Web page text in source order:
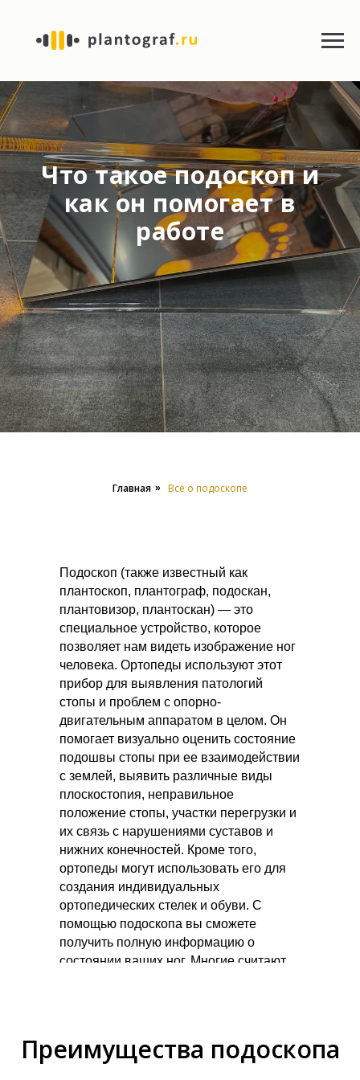
Что такое подоскоп и
как он помогает в
работе
Главная » Всё о подоскопе
Подоскоп (также известный как
плантоскоп, плантограф, подоскан,
плантовизор, плантоскан) — это
специальное устройство, которое
позволяет нам видеть изображение ног
человека. Ортопеды используют этот
прибор для выявления патологий
стопы и проблем с опорно-
двигательным аппаратом в целом. Он
помогает визуально оценить состояние
подошвы стопы при ее взаимодействии
с землей, выявить различные виды
плоскостопия, неправильное
положение стопы, участки перегрузки и
их связь с нарушениями суставов и
нижних конечностей. Кроме того,
ортопеды могут использовать его для
создания индивидуальных
ортопедических стелек и обуви. С
помощью подоскопа вы сможете
получить полную информацию о
состоянии ваших ног. Многие считают,
медицинский плантовизор,
Преимущества подоскопа